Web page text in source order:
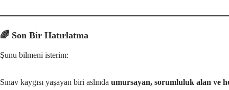
🌈 Son Bir Hatırlatma
Şunu bilmeni isterim:
Sınav kaygısı yaşayan biri aslında umursayan, sorumluluk alan ve